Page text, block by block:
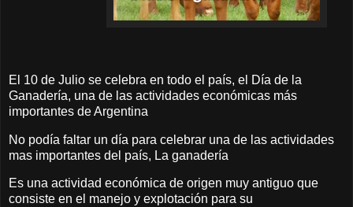
El 10 de Julio se celebra en todo el país, el Día de la
Ganadería, una de las actividades económicas más
importantes de Argentina
No podía faltar un día para celebrar una de las actividades
mas importantes del país, La ganadería
Es una actividad económica de origen muy antiguo que
consiste en el manejo y explotación para su